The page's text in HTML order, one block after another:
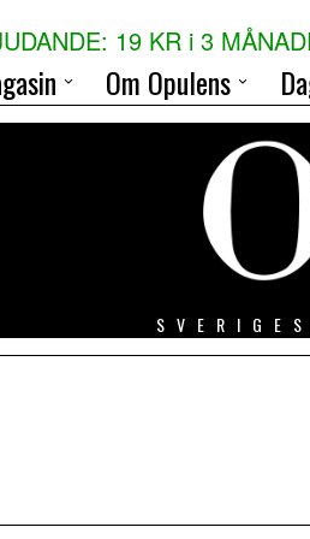
19 KR i 3
Om Opulens